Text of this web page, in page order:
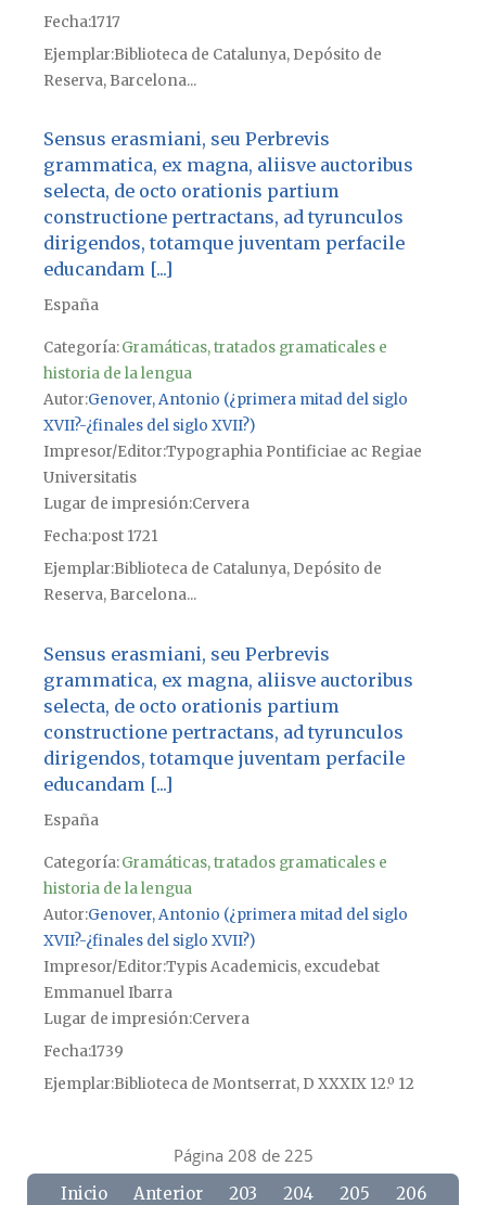
Fecha1717
Ejemplar Biblioteca de Catalunya, Depósito de
Reserva, Barcelona...
Sensus erasmiani, seu Perbrevis
grammatica, ex magna, aliisve auctoribus
selecta, de octo orationis partium
constructione pertractans, ad tyrunculos
dirigendos, totamque juventam perfacile
educandam [...]
España
Categoría:Gramáticas, tratados gramaticales e
historia de la lengua
Autor Genover, Antonio (¿primera mitad del siglo
XVII?-¿finales del siglo XVII?)
Impresor/Editor Typographia Pontificiae ac Regiae
Universitatis
Lugar de impresiónCervera
Fechapost 1721
Ejemplar Biblioteca de Catalunya, Depósito de
Reserva, Barcelona...
Sensus erasmiani, seu Perbrevis
grammatica, ex magna, aliisve auctoribus
selecta, de octo orationis partium
constructione pertractans, ad tyrunculos
dirigendos, totamque juventam perfacile
educandam [...]
España
Categoría:Gramáticas, tratados gramaticales e
historia de la lengua
Autor Genover, Antonio (¿primera mitad del siglo
XVII?-¿finales del siglo XVII?)
Impresor/Editor Typis Academicis, excudebat
Emmanuel Ibarra
Lugar de impresiónCervera
Fecha1739
Ejemplar Biblioteca de Montserrat, D XXXIX 12.º 12
Página 208 de 225
Inicio Anterior 203 204 205 206